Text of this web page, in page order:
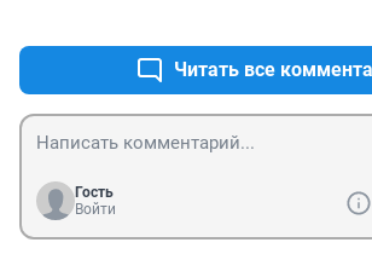
Читать все
Гость
Войти